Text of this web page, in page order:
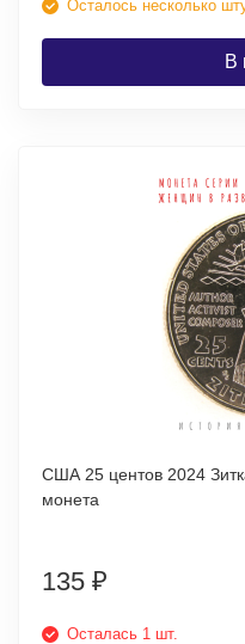
Осталось несколько
В
США 25 центов 2024
монета
135 ₽
Осталась 1 шт.